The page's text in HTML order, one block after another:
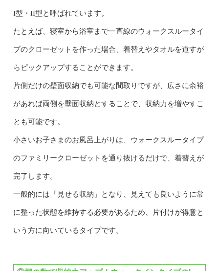
I型・II型と呼ばれています。
たとえば、寝室から浴室まで一直線のウォークスルータイ
プのクローゼットを作った場合、着替えやタオルを道すが
らピックアップすることができます。
片側だけの壁面収納でも可能な間取りですが、広さに余裕
があれば両側を壁面収納とすることで、収納力を増やすこ
とも可能です。
小さいお子さまのお風呂上がりは、ウォークスルータイプ
のファミリークローゼットを通り抜けるだけで、着替えが
完了します。
一般的には「見せる収納」となり、見えても良いように常
に整った状態を維持する必要があるため、片付けが得意と
いう方に向いているタイプです。